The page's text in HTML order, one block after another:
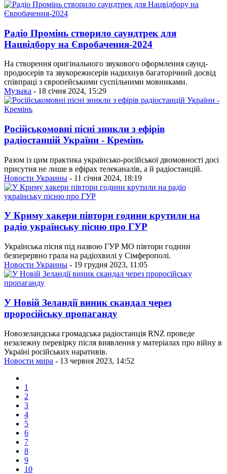
Радіо Промінь створило саундтрек для
Нацвідбору на Євробачення-2024
На створення оригінального звукового оформлення саунд-
продюсерів та звукорежисерів надихнув багаторічний досвід
співпраці з європейськими суспільними мовниками.
Музыка - 18 січня 2024, 15:29
Російськомовні пісні зникли з ефірів
радіостанцій України - Кремінь
Разом із цим практика українсько-російської двомовності досі
присутня не лише в ефірах телеканалів, а й радіостанцій.
Новости Украины - 11 січня 2024, 18:19
У Криму хакери півтори години крутили на
радіо українську пісню про ГУР
Українська пісня під назвою ГУР МО півтори години
безперервно грала на радіохвилі у Сімферополі.
Новости Украины - 19 грудня 2023, 11:05
У Новій Зеландії виник скандал через
проросійську пропаганду
Новозеландська громадська радіостанція RNZ проведе
незалежну перевірку після виявлення у матеріалах про війну в
Україні російських наративів.
Новости мира - 13 червня 2023, 14:52
1
2
3
4
5
6
7
8
9
10